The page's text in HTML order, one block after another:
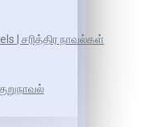
| சரித்திர நாவல்கள்